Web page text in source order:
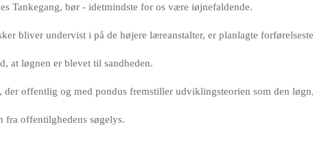
Tankegang, bør - idetmindste for os være iøjnefaldende.
bliver undervist i på de højere læreanstalter, er planlagte
at løgnen er blevet til sandheden.
offentlig og med pondus fremstiller udviklingsteorien som den
fra offentilghedens søgelys.